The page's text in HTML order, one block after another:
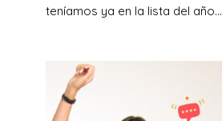
teníamos ya en la lista del año...